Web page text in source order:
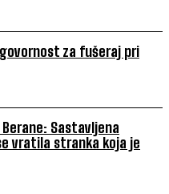
za fušeraj pri
Sastavljena
vratila stranka koja je